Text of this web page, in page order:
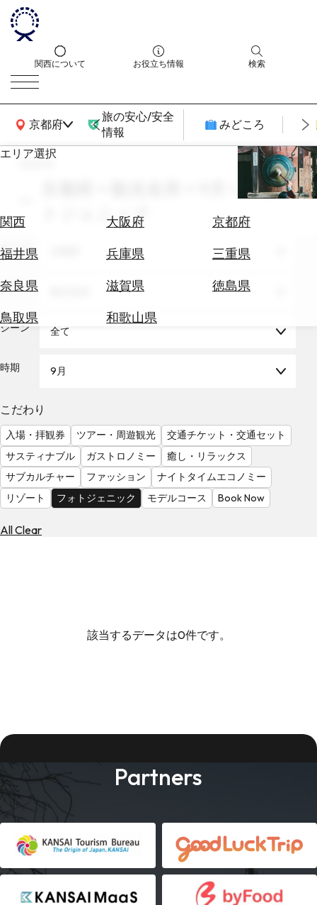
関西について お役立ち情報 検索
京都府
関西広域MAP
旅の安心/安全
情報
みどころ
エリア選択
関西 大阪府
京都府
福井県
兵庫県
三重県
奈良県
滋賀県
徳島県
鳥取県
和歌山県
エ
券
テ
を
る
気
を
見
る
search
京都府 × 観光名所 × 9月 × フォ
トジェニック
エリア
テーマ
シーン 全て
時期 9月
こだわり
入場・拝観券 ツアー・周遊観光
交通チケット・交通セット
サスティナブル
ガストロノミー
癒し・リラックス
サブカルチャー
ファッション
ナイトタイムエコノミー
リゾート
フォトジェニック モデルコース Book Now
All Clear
該当するデータは0件です。
Partners